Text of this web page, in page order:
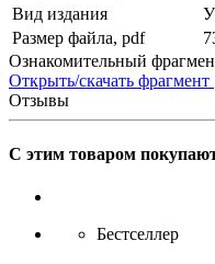
Вид издания
Размер файла, pdf
Ознакомительный
Открыть/скачать фрагмент
Отзывы
С этим товаром
Бестселлер